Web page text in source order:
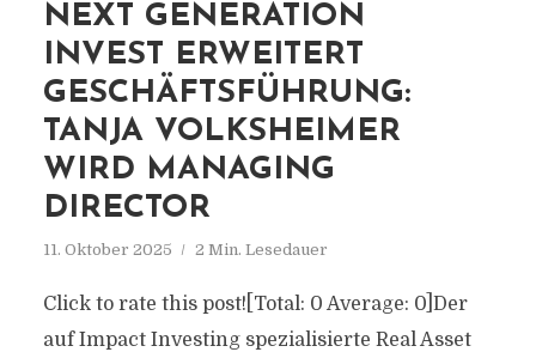
NEXT GENERATION
INVEST ERWEITERT
GESCHÄFTSFÜHRUNG:
TANJA VOLKSHEIMER
WIRD MANAGING
DIRECTOR
11. Oktober 2025 2 Min. Lesedauer
Click to rate this post![Total: 0 Average: 0]Der
auf Impact Investing spezialisierte Real Asset